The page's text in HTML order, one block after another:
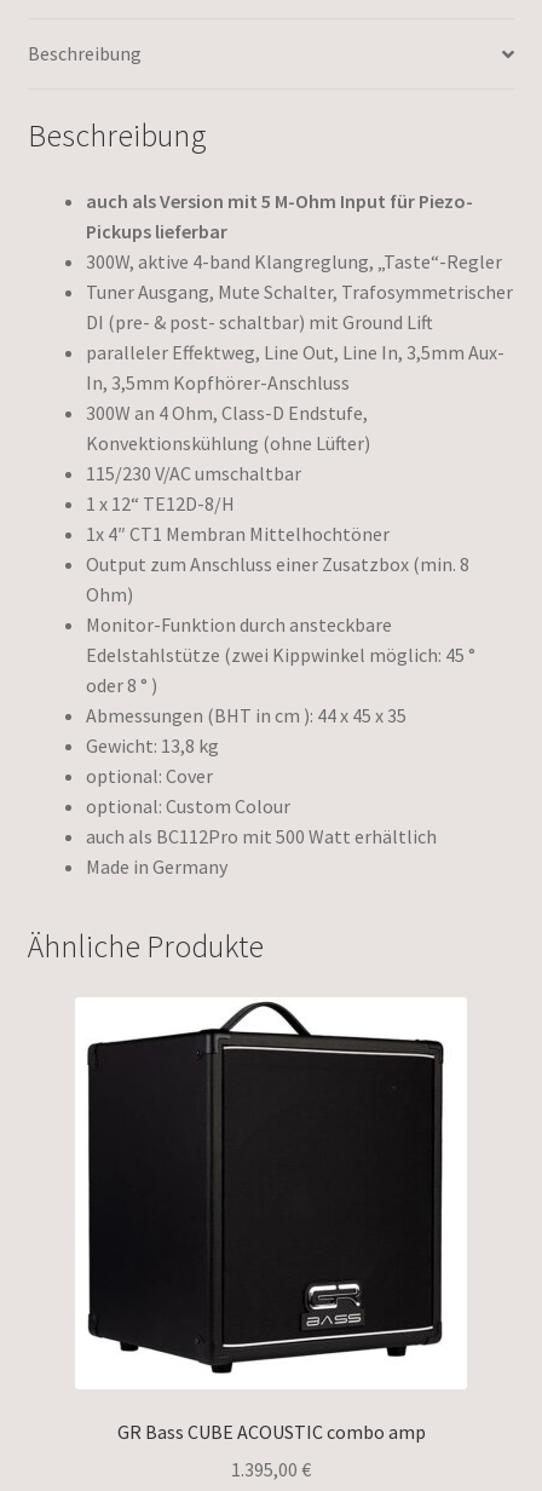
Beschreibung
Beschreibung
auch als Version mit 5 M-Ohm Input für Piezo-
Pickups lieferbar
300W, aktive 4-band Klangreglung, „Taste“-Regler
Tuner Ausgang, Mute Schalter, Trafosymmetrischer
DI (pre- & post- schaltbar) mit Ground Lift
paralleler Effektweg, Line Out, Line In, 3,5mm Aux-
In, 3,5mm Kopfhörer-Anschluss
300W an 4 Ohm, Class-D Endstufe,
Konvektionskühlung (ohne Lüfter)
115/230 V/AC umschaltbar
1 x 12“ TE12D-8/H
1x 4″ CT1 Membran Mittelhochtöner
Output zum Anschluss einer Zusatzbox (min. 8
Ohm)
Monitor-Funktion durch ansteckbare
Edelstahlstütze (zwei Kippwinkel möglich: 45 °
oder 8 ° )
Abmessungen (BHT in cm ): 44 x 45 x 35
Gewicht: 13,8 kg
optional: Cover
optional: Custom Colour
auch als BC112Pro mit 500 Watt erhältlich
Made in Germany
Ähnliche Produkte
GR Bass CUBE ACOUSTIC combo amp
1.395,00 €